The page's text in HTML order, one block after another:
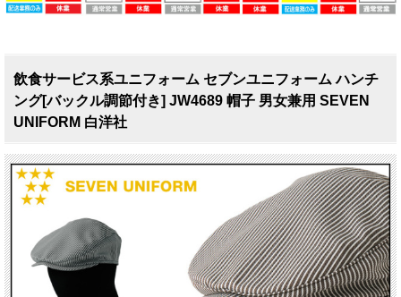
飲食サービス系ユニフォーム セブンユニフォーム ハンチ
ング[バックル調節付き] JW4689 帽子 男女兼用 SEVEN
UNIFORM 白洋社